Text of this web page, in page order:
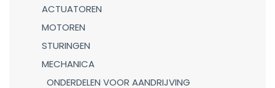
ACTUATOREN
MOTOREN
STURINGEN
MECHANICA
ONDERDELEN VOOR AANDRIJVING